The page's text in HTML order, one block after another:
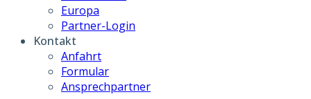
Europa
Partner-Login
Kontakt
Anfahrt
Formular
Ansprechpartner